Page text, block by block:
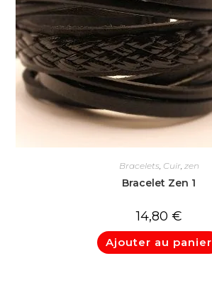
Bracelets Cuir, zen
Bracelet Zen 1
14,80 €
Ajouter au panier